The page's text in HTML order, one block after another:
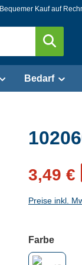
Bequemer Kauf auf
Bedarf
3,49 €
Preise inkl.
Farbe